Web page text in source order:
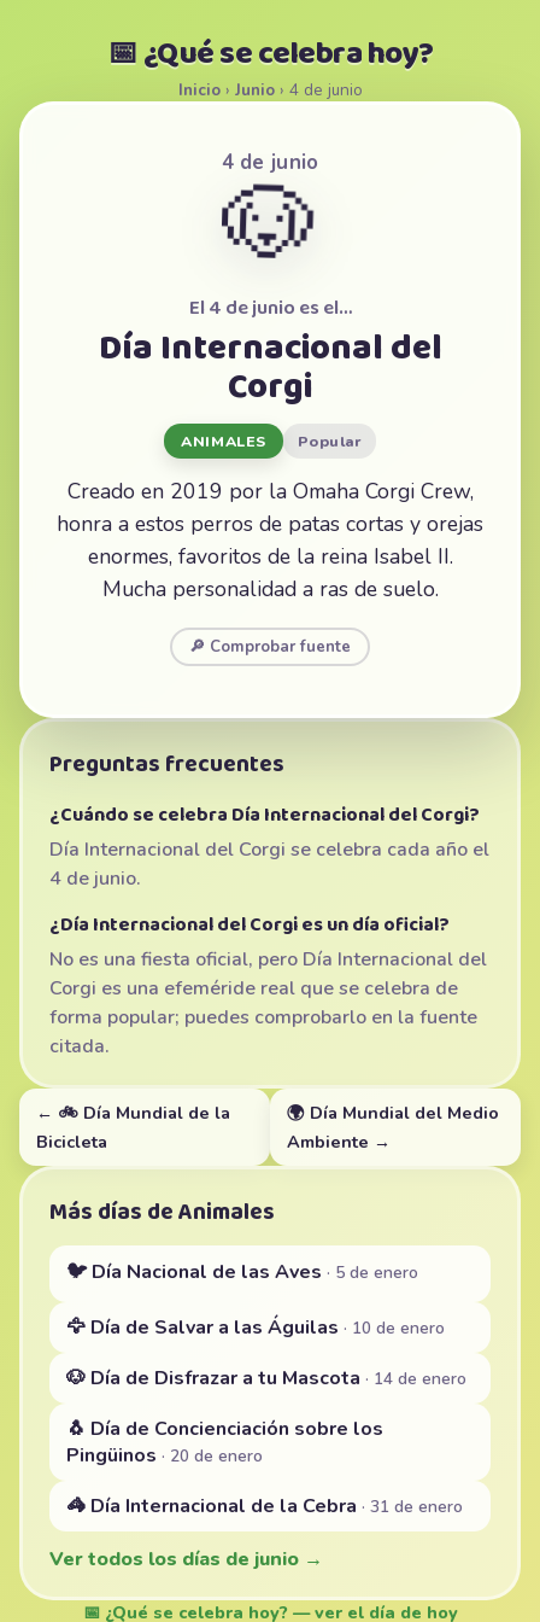
📅 ¿Qué se celebra hoy?
Inicio› Junio› 4 de junio
4 de junio
🐶
El 4 de junio es el…
Día Internacional del
Corgi
ANIMALES Popular
Creado en 2019 por la Omaha Corgi Crew,
honra a estos perros de patas cortas y orejas
enormes, favoritos de la reina Isabel II.
Mucha personalidad a ras de suelo.
🔎 Comprobar fuente
Preguntas frecuentes
¿Cuándo se celebra Día Internacional del Corgi?
Día Internacional del Corgi se celebra cada año el
4 de junio.
¿Día Internacional del Corgi es un día oficial?
No es una fiesta oficial, pero Día Internacional del
Corgi es una efeméride real que se celebra de
forma popular; puedes comprobarlo en la fuente
citada.
← 🚲 Día Mundial de la
Bicicleta
🌍 Día Mundial del Medio
Ambiente →
Más días de Animales
🐦 Día Nacional de las Aves · 5 de enero
🦅 Día de Salvar a las Águilas · 10 de enero
🐶 Día de Disfrazar a tu Mascota · 14 de enero
🐧 Día de Concienciación sobre los
Pingüinos · 20 de enero
🦓 Día Internacional de la Cebra · 31 de enero
Ver todos los días de junio →
📅 ¿Qué se celebra hoy? — ver el día de hoy